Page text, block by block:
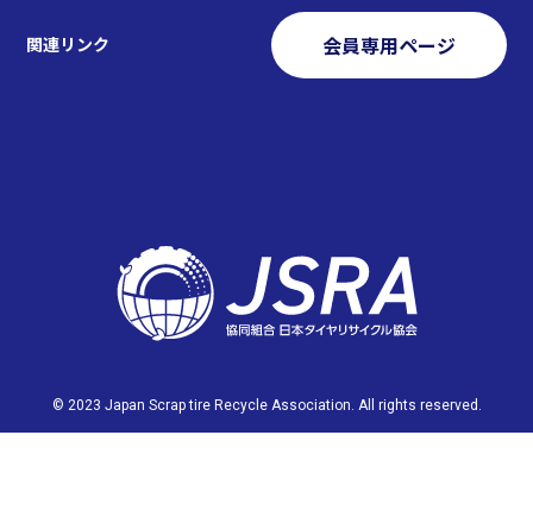
関連リンク 会員専用ページ
© 2023 Japan Scrap tire Recycle Association. All rights reserved.